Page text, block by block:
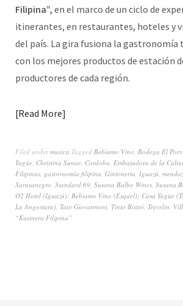
Filipina”, en el marco de un ciclo de
itinerantes, en restaurantes, hoteles y
del país. La gira fusiona la
con los mejores productos de estación
productores de cada región.
Read More
Filed undermusica Tagged Bebiamo Vino, Bodega El
Yagüe, Christina Sunae, Cordoba, Embajadora de la
Filipinas, gastronomía filipina, Gintonería, Iguazú,
Sarasanegro, Standard 69, Susana Balbo Wines, Susana
O2 Hotel (Iguazú); Bebiamo Vino (Esquel); Casa Yagüe
La Angostura), Tato Giovannoni, Tinto Bistró, Trevelin,
“Kusinera Filipina”